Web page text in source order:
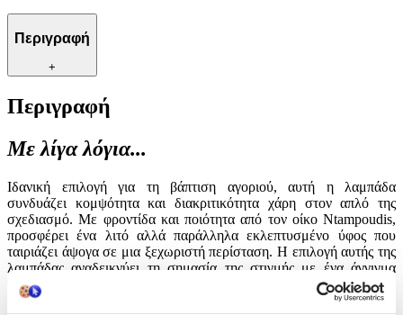
Περιγραφή
+
Περιγραφή
Με λίγα λόγια...
Ιδανική επιλογή για τη βάπτιση αγοριού, αυτή η λαμπάδα
συνδυάζει κομψότητα και διακριτικότητα χάρη στον απλό της
σχεδιασμό. Με φροντίδα και ποιότητα από τον οίκο Ntampoudis,
προσφέρει ένα λιτό αλλά παράλληλα εκλεπτυσμένο ύφος που
ταιριάζει άψογα σε μια ξεχωριστή περίσταση. Η επιλογή αυτής της
λαμπάδας αναδεικνύει τη σημασία της στιγμής με ένα άγγιγμα
παράδοσης και αισθητικής.